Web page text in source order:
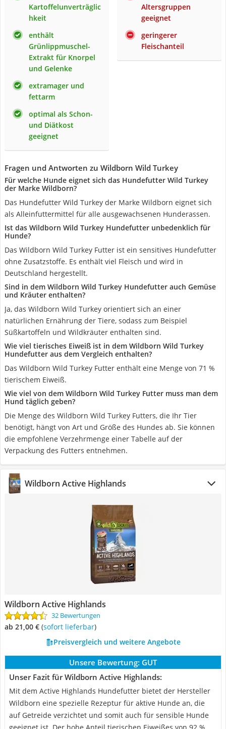
Kartoffelunverträglic
hkeit
enthält
Grünlippmuschel-
Extrakt für Knorpel
und Gelenke
extramager und
fettarm
optimal als Schon-
und Diätkost
geeignet
Altersgruppen
geeignet
geringerer
Fleischanteil
Fragen und Antworten zu Wildborn Wild Turkey
Für welche Hunde eignet sich das Hundefutter Wild Turkey
der Marke Wildborn?
Das Hundefutter Wild Turkey der Marke Wildborn eignet sich
als Alleinfuttermittel für alle ausgewachsenen Hunderassen.
Ist das Wildborn Wild Turkey Hundefutter unbedenklich für
Hunde?
Das Wildborn Wild Turkey Futter ist ein sensitives Hundefutter
ohne Zusatzstoffe. Es enthält viel Fleisch und wird in
Deutschland hergestellt.
Sind in dem Wildborn Wild Turkey Hundefutter auch Gemüse
und Kräuter enthalten?
Ja, das Wildborn Wild Turkey orientiert sich an einer
natürlichen Ernährung der Tiere, sodass zum Beispiel
Süßkartoffeln und Wildkräuter enthalten sind.
Wie viel tierisches Eiweiß ist in dem Wildborn Wild Turkey
Hundefutter aus dem Vergleich enthalten?
Das Wildborn Wild Turkey Futter enthält eine Menge von 71 %
tierischem Eiweiß.
Wie viel von dem Wildborn Wild Turkey Futter muss man dem
Hund täglich geben?
Die Menge des Wildborn Wild Turkey Futters, die Ihr Tier
benötigt, hängt von Art und Größe des Hundes ab. Sie können
die empfohlene Verzehrmenge einer Tabelle auf der
Verpackung des Futters entnehmen.
Wildborn Active Highlands
Wildborn Active Highlands
32 Bewertungen
ab 21,00 € ( Sofort lieferbar)
Preisvergleich und weitere Angebote
Unsere Bewertung: GUT
Unser Fazit für Wildborn Active Highlands:
Mit dem Active Highlands Hundefutter bietet der Hersteller
Wildborn eine spezielle Rezeptur für aktive Hunde an, die
auf Getreide verzichtet und somit auch für sensible Hunde